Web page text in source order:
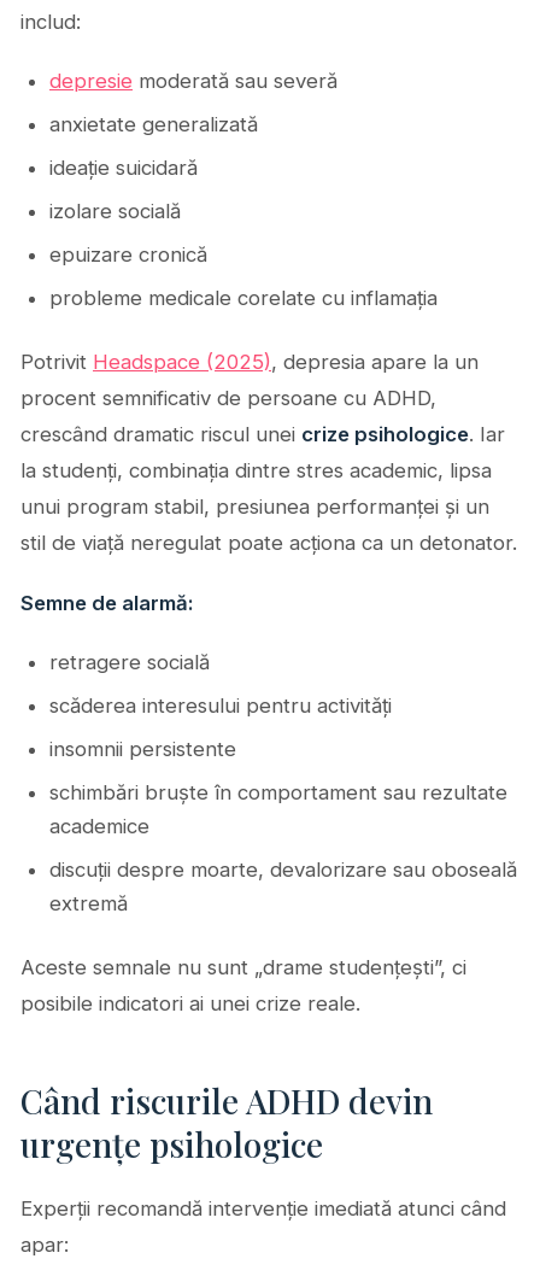
includ:
depresie moderată sau severă
anxietate generalizată
ideație suicidară
izolare socială
epuizare cronică
probleme medicale corelate cu inflamația
Potrivit Headspace (2025), depresia apare la un
procent semnificativ de persoane cu ADHD,
crescând dramatic riscul unei crize psihologice. Iar
la studenți, combinația dintre stres academic, lipsa
unui program stabil, presiunea performanței și un
stil de viață neregulat poate acționa ca un detonator.
Semne de alarmă:
retragere socială
scăderea interesului pentru activități
insomnii persistente
schimbări bruște în comportament sau rezultate
academice
discuții despre moarte, devalorizare sau oboseală
extremă
Aceste semnale nu sunt „drame studențești”, ci
posibile indicatori ai unei crize reale.
Când riscurile ADHD devin
urgențe psihologice
Experții recomandă intervenție imediată atunci când
apar: